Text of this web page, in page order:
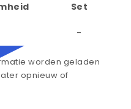
Set
-
worden geladen
opnieuw of